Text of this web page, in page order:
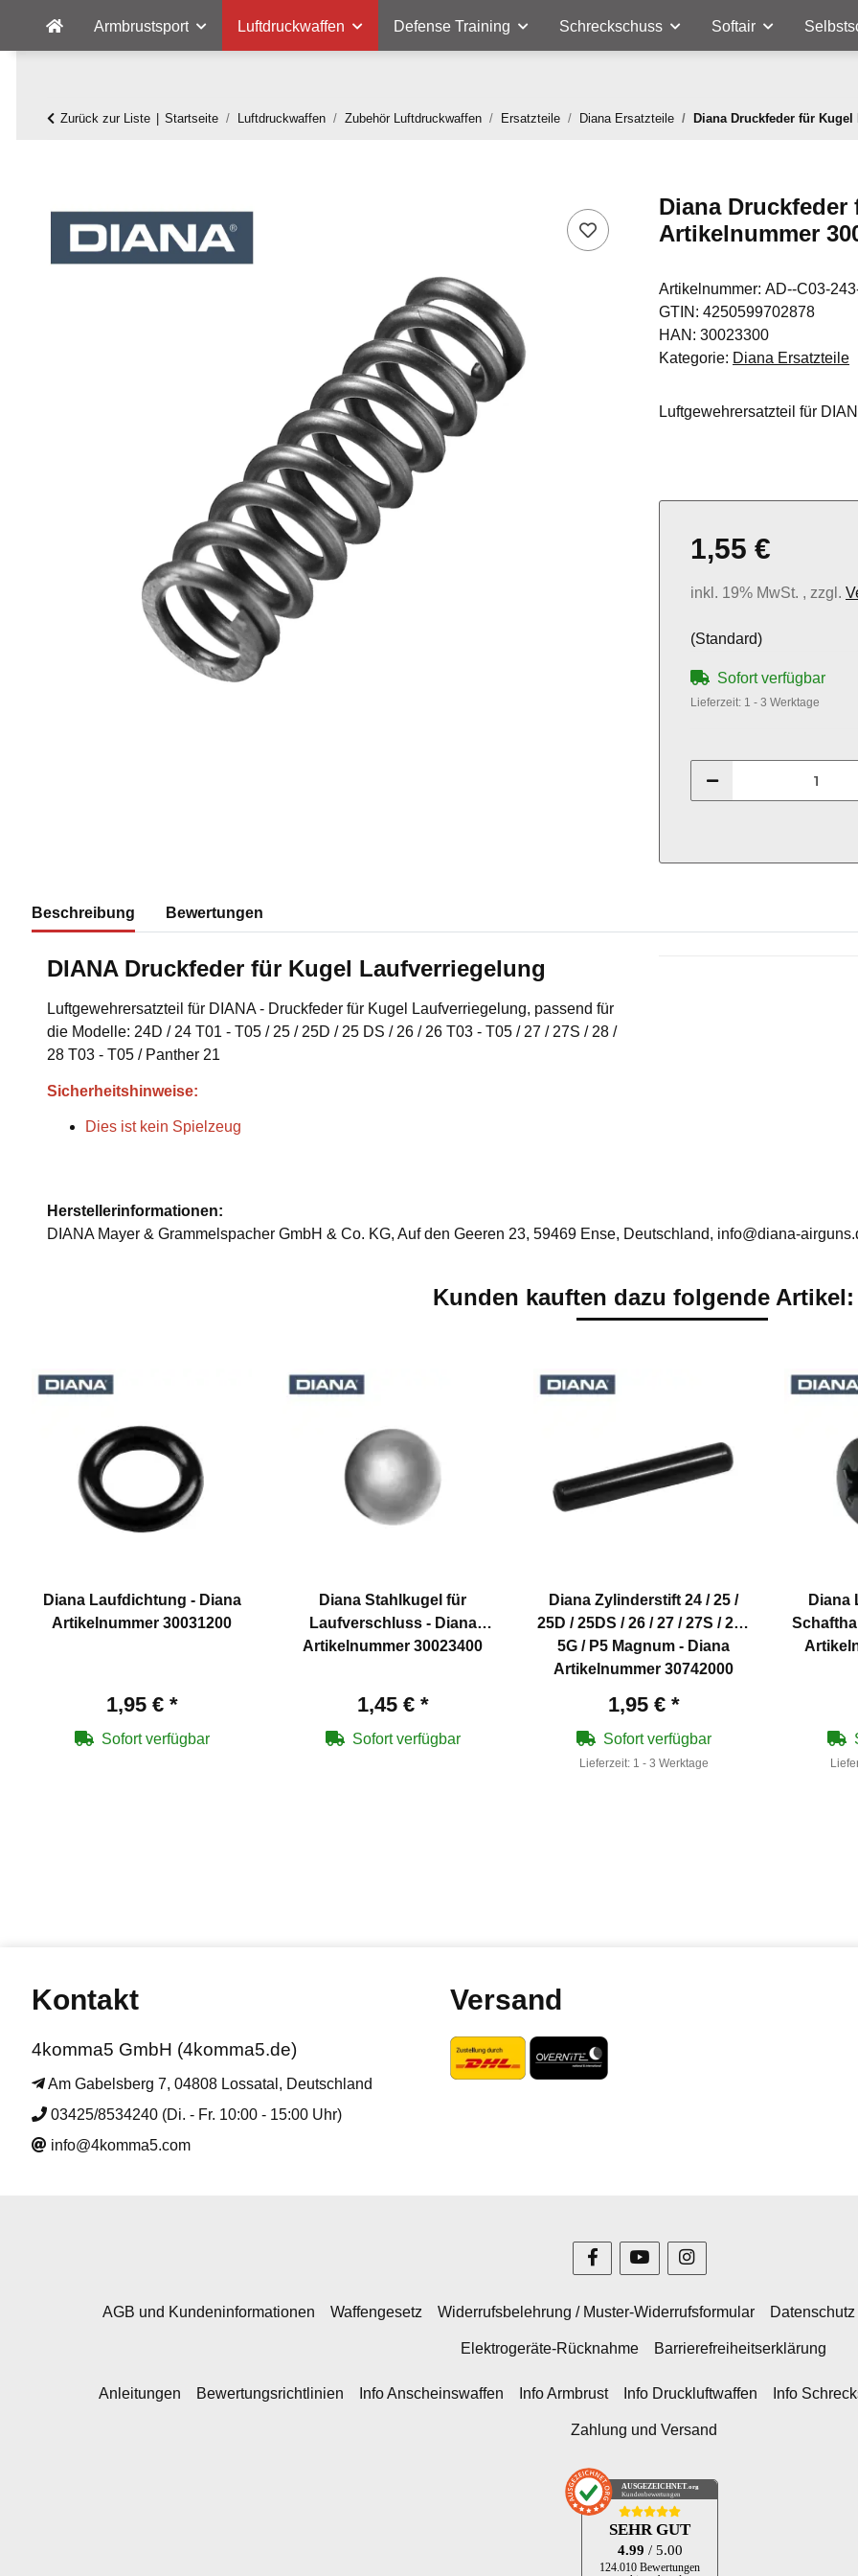
Armbrustsport Luftdruckwaffen Defense Training Schreckschuss Softair
Zurück zur Liste Startseite Luftdruckwaffen Zubehör Luftdruckwaffen Ersatzteile Diana Ersatzteile Diana Druckfeder für
Diana
Artikelnummer
Artikelnummer: AD--C03-
GTIN: 4250599702878
HAN: 30023300
Kategorie: Diana Ersatzteile
Luftgewehrersatzteil für
1,55 €
inkl. 19% MwSt. , zzgl.
(Standard)
Sofort verfügbar
Lieferzeit: 1 - 3 Werktage
Beschreibung Bewertungen
DIANA Druckfeder für Kugel Laufverriegelung
Luftgewehrersatzteil für DIANA - Druckfeder für Kugel Laufverriegelung, passend für
die Modelle: 24D / 24 T01 - T05 / 25 / 25D / 25 DS / 26 / 26 T03 - T05 / 27 / 27S / 28 /
28 T03 - T05 / Panther 21
Sicherheitshinweise:
Dies ist kein Spielzeug
Herstellerinformationen:
DIANA Mayer & Grammelspacher GmbH & Co. KG, Auf den Geeren 23, 59469 Ense, Deutschland, info@diana-
Kunden kauften dazu folgende Artikel:
Diana Laufdichtung - Diana
Artikelnummer 30031200
1,95 € *
Sofort verfügbar
Diana Stahlkugel für
Laufverschluss - Diana
Artikelnummer 30023400
1,45 € *
Sofort verfügbar
Diana Zylinderstift 24 / 25 /
25D / 25DS / 26 / 27 / 27S / 28 /
5G / P5 Magnum - Diana
Artikelnummer 30742000
1,95 € *
Sofort verfügbar
Lieferzeit: 1 - 3 Werktage
Diana
Kontakt
4komma5 GmbH (4komma5.de)
Am Gabelsberg 7, 04808 Lossatal, Deutschland
03425/8534240 (Di. - Fr. 10:00 - 15:00 Uhr)
info@4komma5.com
Versand
AGB und Kundeninformationen Waffengesetz Widerrufsbelehrung / Muster-Widerrufsformular Datenschutz
Elektrogeräte-Rücknahme Barrierefreiheitserklärung
Anleitungen Bewertungsrichtlinien Info Anscheinswaffen Info Armbrust Info Druckluftwaffen Info
Zahlung und Versand
AUSGEZEICHNET .org
Kundenbewertungen
SEHR GUT
4.99 / 5.00
124.010 Bewertungen